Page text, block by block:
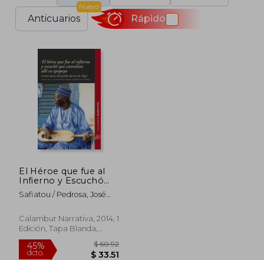
Anticuarios
Nuevo
Rápido
El Héroe que fue al
Infierno y Escuchó
que Cantaban Allí su
Epopeya. Cantos
Djerma de Níger
(Narrativa)
Safiatou / Pedrosa, José
Calambur Narrativa, 2014, 1
Edición, Tapa Blanda,
Nuevo